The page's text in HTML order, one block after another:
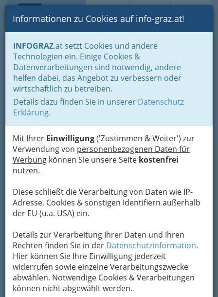
Suche Login Toggle
Informationen zu Cookies auf info-graz.at!
INFOGRAZ.at setzt Cookies und andere
Technologien ein. Einige Cookies &
Datenverarbeitungen sind notwendig, andere
helfen dabei, das Angebot zu verbessern oder
wirtschaftlich zu betreiben.
Details dazu finden Sie in unserer Datenschutz
Erklärung.
Mit Ihrer Einwilligung('Zustimmen & Weiter') zur
Verwendung von personenbezogenen Daten für
Werbung können Sie unsere Seite kostenfrei
nutzen.
Diese schließt die Verarbeitung von Daten wie IP-
Adresse, Cookies & sonstigen Identifiern außerhalb
der EU (u.a. USA) ein.
Details zur Verarbeitung Ihrer Daten und Ihren
Rechten finden Sie in der Datenschutzinformation.
Hier können Sie Ihre Einwilligung jederzeit
widerrufen sowie einzelne Verarbeitungszwecke
abwählen. Notwendige Cookies & Verarbeitungen
können nicht abgewählt werden.
Home Lebens-Guide Jugend Bildung & Arbeit
ÖWD - Österreichischer
Wachdienst: Jobs
Bayerhamerstraße 14, 5020 Salzburg
0043 662 8151-3080
0043 662 8151-3016
Karte
Adresse mit Google Maps anschauen
Kontaktaufnahme
Um die Info-Graz Firmenvor Spam-Mails zu
bewahren, verwenden wir an dieser Stelle zur
Übermittlung Ihrer Nachricht ein sicheres
Formular. Ihre Nachricht wird nach dem
Absenden umgehend per Mail an das